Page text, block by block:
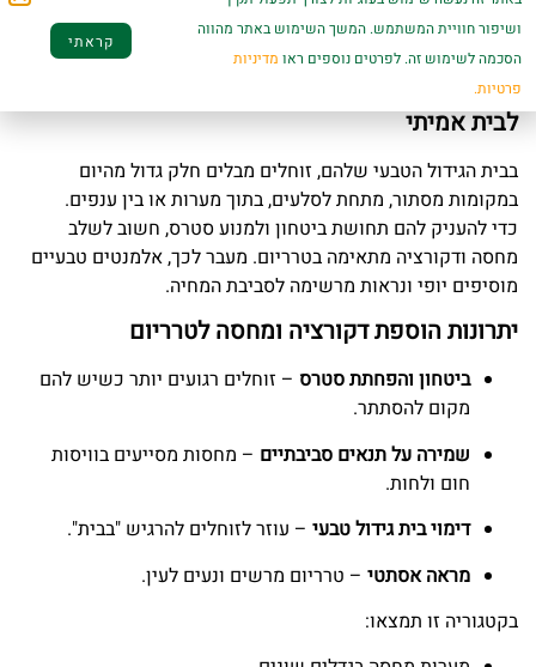
דקורציה ומחסה לזוחלים – להפוך את הטרריום
לבית אמיתי
בבית הגידול הטבעי שלהם, זוחלים מבלים חלק גדול מהיום
במקומות מסתור, מתחת לסלעים, בתוך מערות או בין ענפים.
כדי להעניק להם תחושת ביטחון ולמנוע סטרס, חשוב לשלב
מחסה ודקורציה מתאימה בטרריום. מעבר לכך, אלמנטים טבעיים
מוסיפים יופי ונראות מרשימה לסביבת המחיה.
יתרונות הוספת דקורציה ומחסה לטרריום
ביטחון והפחתת סטרס – זוחלים רגועים יותר כשיש להם
מקום להסתתר.
שמירה על תנאים סביבתיים – מחסות מסייעים בוויסות
חום ולחות.
דימוי בית גידול טבעי – עוזר לזוחלים להרגיש "בבית".
מראה אסתטי – טרריום מרשים ונעים לעין.
בקטגוריה זו תמצאו:
ושיפור חוויית המשתמש. המשך השימוש באתר מהווה
הסכמה לשימוש זה. לפרטים נוספים ראו מדיניות
פרטיות.
קראתי